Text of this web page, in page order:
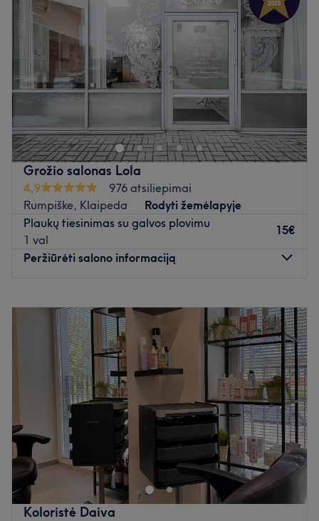
Ketvirtadienis 09:00 –21:00
Penktadienis
09:00–21:00
Šeštadienis
09:00– 21:00
Sekmadienis
09:00– 21:00
Stilius visada madingas.
Atidaryti salono profilį
Grožio salonas Lola
4,9
976 atsiliepimai
Rumpiške, Klaipeda
Rodyti žemėlapyje
Plaukų tiesinimas su galvos plovimu
1 val
15€
Peržiūrėti salono informaciją
Antradienis
09:00–21:00
Trečiadienis
09:00–21:00
Ketvirtadienis
09:00–21:00
Penktadienis
09:00–21:00
Šeštadienis
09:00–21:00
Sekmadienis
09:00–20:00
Atidaryti salono profilį
Koloristė Daiva